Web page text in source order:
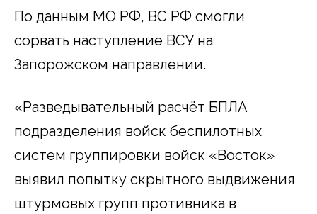
По данным МО РФ, ВС РФ смогли
сорвать наступление ВСУ на
Запорожском направлении.
«Разведывательный расчёт БПЛА
подразделения войск беспилотных
систем группировки войск «Восток»
выявил попытку скрытного выдвижения
штурмовых групп противника в